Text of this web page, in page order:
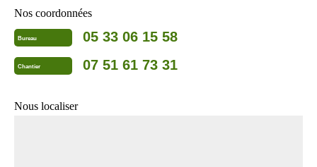
Nos coordonnées
Bureau 05 33 06 15 58
Chantier 07 51 61 73 31
Nous localiser